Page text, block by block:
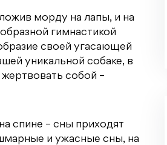
морду на лапы, и на
гимнастикой
своей угасающей
уникальной собаке, в
собой –
спине – сны приходят
и ужасные сны, на